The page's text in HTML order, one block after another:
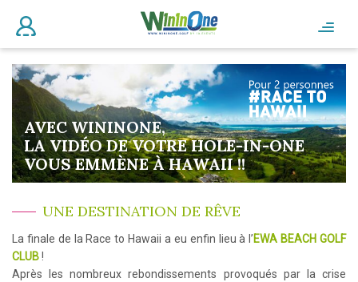
AVEC WININONE,
LA VIDÉO DE VOTRE HOLE-IN-ONE
VOUS EMMÈNE À HAWAII !!
UNE DESTINATION DE RÊVE
La finale de la Race to Hawaii a eu enfin lieu à l’EWA BEACH GOLF
CLUB!
Après les nombreux rebondissements provoqués par la crise